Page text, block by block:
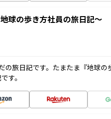
球の歩き方社員の旅日記～
の旅日記です。たまたま『地球
す。